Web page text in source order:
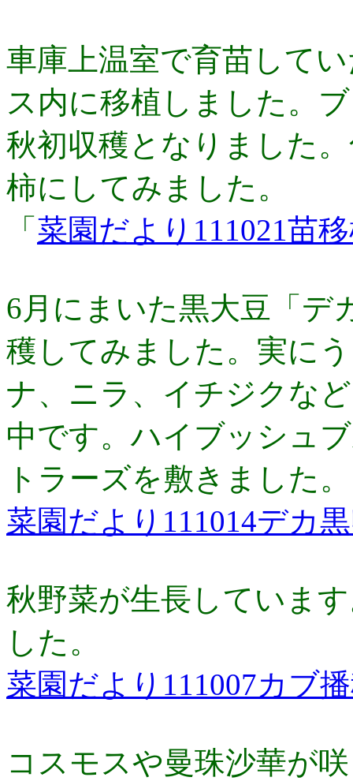
車庫上温室で育苗して
ス内に移植しました。
秋初収穫となりました
柿にしてみました。
「 菜園だより111021苗
6月にまいた黒大豆「デ
穫してみました。実に
ナ、ニラ、イチジクな
中です。ハイブッシュ
トラーズを敷きました。
菜園だより111014デカ
秋野菜が生長していま
した。
菜園だより111007カブ
コスモスや曼珠沙華が